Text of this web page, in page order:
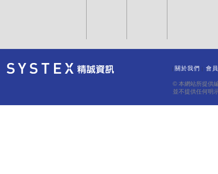
關於我們 會
© 本網站所提供
並不提供任何明